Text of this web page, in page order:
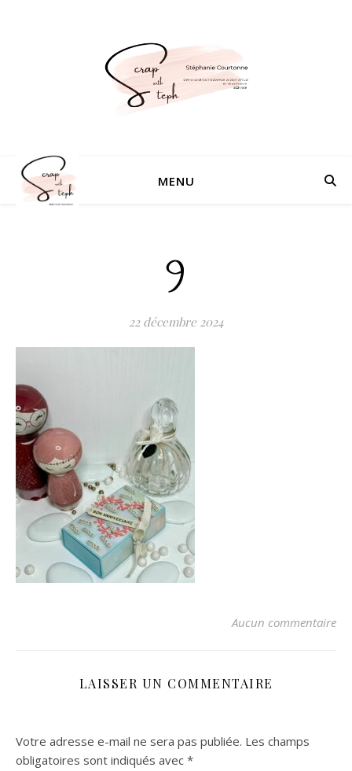
MENU
9
22 décembre 2024
Aucun commentaire
LAISSER UN COMMENTAIRE
Votre adresse e-mail ne sera pas publiée. Les champs
obligatoires sont indiqués avec *